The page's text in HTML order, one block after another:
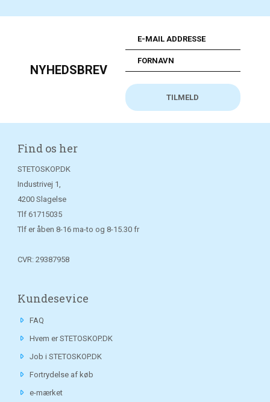
NYHEDSBREV
Find os her
STETOSKOP.DK
Industrivej 1,
4200 Slagelse
Tlf 61715035
Tlf er åben 8-16 ma-to og 8-15.30 fr
CVR: 29387958
Kundesevice
FAQ
Hvem er STETOSKOP.DK
Job i STETOSKOP.DK
Fortrydelse af køb
e-mærket